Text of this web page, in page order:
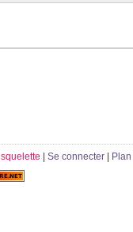
squelette Se connecter
Plan